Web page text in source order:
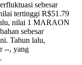
sebesar
tertinggi R$51.79
nilai 1 MARAON
sebesar
Tahun lalu,
--, yang
.